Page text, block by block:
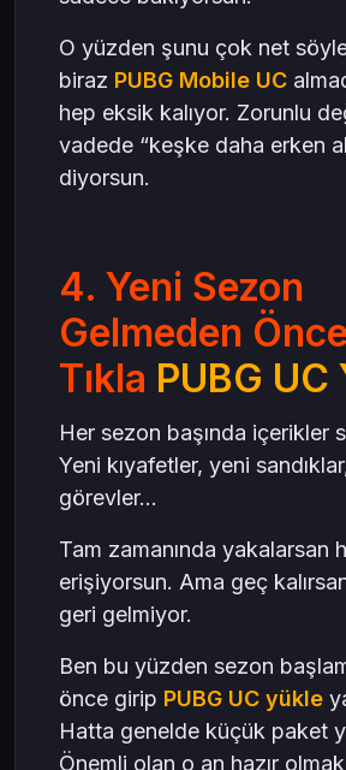
O yüzden şunu çok net
biraz PUBG Mobile UC
hep eksik kalıyor. Zorunlu
vadede “keşke daha erken
diyorsun.
4. Yeni Sezon
Gelmeden
Tıkla PUBG UC
Her sezon başında içerikler
Yeni kıyafetler, yeni
görevler...
Tam zamanında yakalarsan
erişiyorsun. Ama geç
geri gelmiyor.
Ben bu yüzden sezon
önce girip PUBG UC yükle
Hatta genelde küçük paket
Önemli olan o an hazır